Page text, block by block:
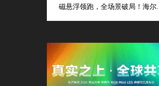
磁悬浮领跑，全场景破局！海尔...